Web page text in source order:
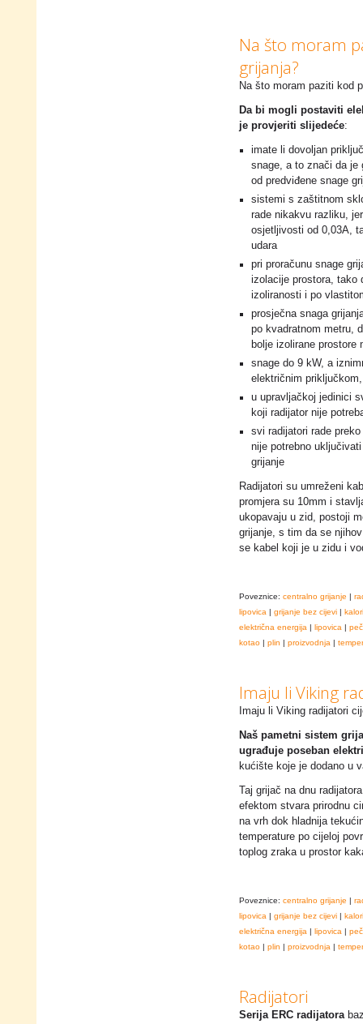
Na što moram
grijanja?
Na što moram paziti kod
Da bi mogli postaviti
je provjeriti slijedeće:
imate li dovoljan
snage, a to znači da je
od predviđene snage
sistemi s zaštitnom
rade nikakvu razliku,
osjetljivosti od 0,03A,
udara
pri proračunu snage
izolacije prostora, tako
izoliranosti i po
prosječna snaga
po kvadratnom metru,
bolje izolirane
snage do 9 kW, a
električnim
u upravljačkoj jedinici
koji radijator nije
svi radijatori rade
nije potrebno
grijanje
Radijatori su umreženi
promjera su 10mm i
ukopavaju u zid, postoji
grijanje, s tim da se
se kabel koji je u zidu i
Poveznice: centralno grijanje |
lipovica | grijanje bez cijevi |
električna energija | lipovica |
kotao | plin | proizvodnja |
Imaju li Viking
Imaju li Viking radijatori
Naš pametni sistem
ugrađuje poseban
kućište koje je dodano u
Taj grijač na dnu
efektom stvara prirodnu
na vrh dok hladnija
temperature po cijeloj
toplog zraka u prostor
Poveznice: centralno grijanje |
lipovica | grijanje bez cijevi |
električna energija | lipovica |
kotao | plin | proizvodnja |
Radijatori
Serija ERC radijatora